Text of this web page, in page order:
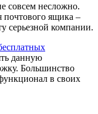
совсем несложно.
почтового ящика –
серьезной компании.
данную
Большинство
в своих